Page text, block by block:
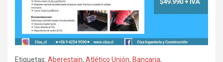
Etiquetas: Aberestain, Atlético Unión, Bancaria,